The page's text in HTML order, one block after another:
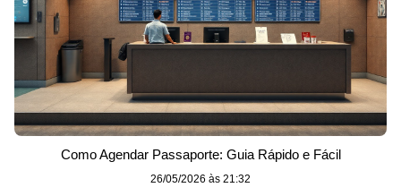
Como Agendar Passaporte: Guia Rápido e Fácil
26/05/2026 às 21:32